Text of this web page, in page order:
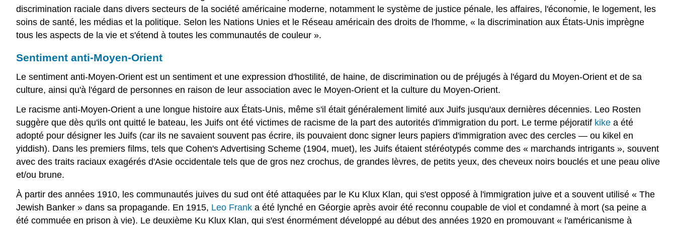
discrimination raciale dans divers secteurs de la société américaine moderne, notamment le système de justice pénale, les affaires, l'économie, le logement, les
soins de santé, les médias et la politique. Selon les Nations Unies et le Réseau américain des droits de l'homme, « la discrimination aux États-Unis imprègne
tous les aspects de la vie et s'étend à toutes les communautés de couleur ».
Sentiment anti-Moyen-Orient
Le sentiment anti-Moyen-Orient est un sentiment et une expression d'hostilité, de haine, de discrimination ou de préjugés à l'égard du Moyen-Orient et de sa
culture, ainsi qu'à l'égard de personnes en raison de leur association avec le Moyen-Orient et la culture du Moyen-Orient.
Le racisme anti-Moyen-Orient a une longue histoire aux États-Unis, même s'il était généralement limité aux Juifs jusqu'aux dernières décennies. Leo Rosten
suggère que dès qu'ils ont quitté le bateau, les Juifs ont été victimes de racisme de la part des autorités d'immigration du port. Le terme péjoratif kike a été
adopté pour désigner les Juifs (car ils ne savaient souvent pas écrire, ils pouvaient donc signer leurs papiers d'immigration avec des cercles — ou kikel en
yiddish). Dans les premiers films, tels que Cohen's Advertising Scheme (1904, muet), les Juifs étaient stéréotypés comme des « marchands intrigants », souvent
avec des traits raciaux exagérés d'Asie occidentale tels que de gros nez crochus, de grandes lèvres, de petits yeux, des cheveux noirs bouclés et une peau olive
et/ou brune.
À partir des années 1910, les communautés juives du sud ont été attaquées par le Ku Klux Klan, qui s'est opposé à l'immigration juive et a souvent utilisé « The
Jewish Banker » dans sa propagande. En 1915, Leo Frank a été lynché en Géorgie après avoir été reconnu coupable de viol et condamné à mort (sa peine a
été commuée en prison à vie). Le deuxième Ku Klux Klan, qui s'est énormément développé au début des années 1920 en promouvant « l'américanisme à